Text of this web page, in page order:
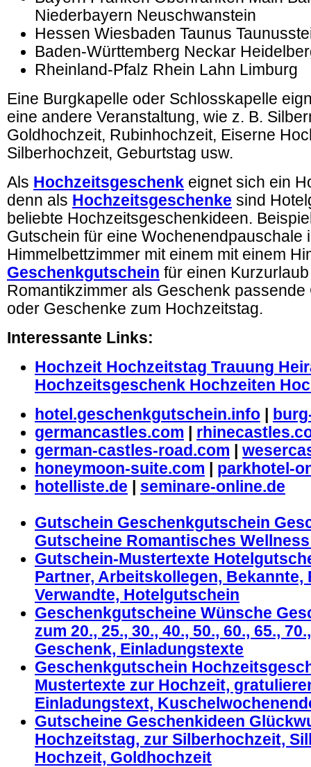
Niederbayern Neuschwanstein
Hessen Wiesbaden Taunus
Baden-Württemberg Neckar
Rheinland-Pfalz Rhein Lahn Limburg
Eine Burgkapelle oder Schlosskapelle
eine andere Veranstaltung, wie z. B.
Goldhochzeit, Rubinhochzeit, Eiserne
Silberhochzeit, Geburtstag usw.
Als Hochzeitsgeschenk eignet sich ein
denn als Hochzeitsgeschenke sind
beliebte Hochzeitsgeschenkideen.
Gutschein für eine Wochenendpauschale
Himmelbettzimmer mit einem mit einem
Geschenkgutschein für einen
Romantikzimmer als Geschenk
oder Geschenke zum Hochzeitstag.
Interessante Links:
Hochzeit Hochzeitstag Trauung
Hochzeitsgeschenk Hochzeiten
hotel.geschenkgutschein.info
germancastles.com
german-castles-road.com
honeymoon-suite.com
parkhotel-
hotelliste.de
seminare-online.de
Gutschein Geschenkgutschein
Gutscheine Romantisches
Gutschein-Mustertexte
Partner, Arbeitskollegen, Bekannte,
Verwandte, Hotelgutschein
Geschenkgutscheine Wünsche
zum 20., 25., 30., 40., 50., 60., 65.,
Geschenk, Einladungstexte
Geschenkgutschein
Mustertexte zur Hochzeit,
Einladungstext,
Gutscheine Geschenkideen
Hochzeitstag, zur Silberhochzeit,
Hochzeit, Goldhochzeit